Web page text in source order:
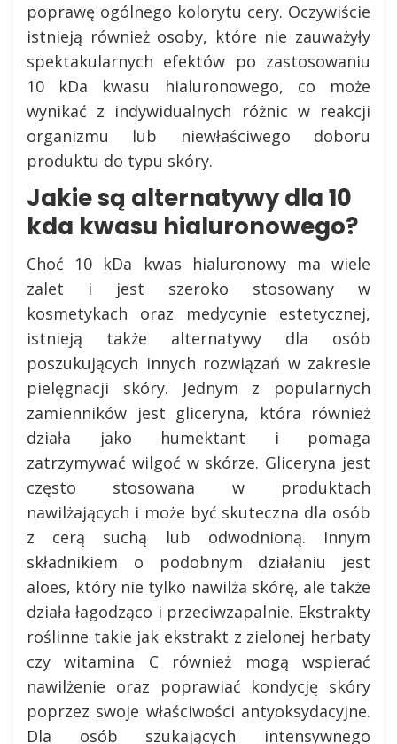
poprawę ogólnego kolorytu cery. Oczywiście
istnieją również osoby, które nie zauważyły
spektakularnych efektów po zastosowaniu
10 kDa kwasu hialuronowego, co może
wynikać z indywidualnych różnic w reakcji
organizmu lub niewłaściwego doboru
produktu do typu skóry.
Jakie są alternatywy dla 10
kda kwasu hialuronowego?
Choć 10 kDa kwas hialuronowy ma wiele
zalet i jest szeroko stosowany w
kosmetykach oraz medycynie estetycznej,
istnieją także alternatywy dla osób
poszukujących innych rozwiązań w zakresie
pielęgnacji skóry. Jednym z popularnych
zamienników jest gliceryna, która również
działa jako humektant i pomaga
zatrzymywać wilgoć w skórze. Gliceryna jest
często stosowana w produktach
nawilżających i może być skuteczna dla osób
z cerą suchą lub odwodnioną. Innym
składnikiem o podobnym działaniu jest
aloes, który nie tylko nawilża skórę, ale także
działa łagodząco i przeciwzapalnie. Ekstrakty
roślinne takie jak ekstrakt z zielonej herbaty
czy witamina C również mogą wspierać
nawilżenie oraz poprawiać kondycję skóry
poprzez swoje właściwości antyoksydacyjne.
Dla osób szukających intensywnego